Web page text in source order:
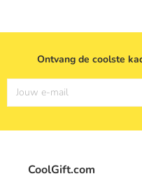
Ontvang de coolste
Jouw e-mail
CoolGift.com